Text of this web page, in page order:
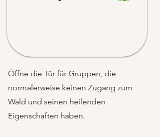
Öffne die Tür für Gruppen, die
normalerweise keinen Zugang zum
Wald und seinen heilenden
Eigenschaften haben.